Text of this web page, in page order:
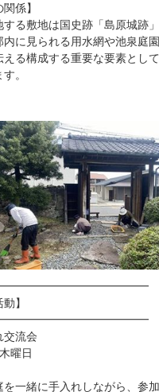
係】
る敷地は国史跡「島原城跡
に見られる用水網や池泉庭
える構成する重要な要素とし
。
】
交流会
曜日
を一緒に手入れしながら、参